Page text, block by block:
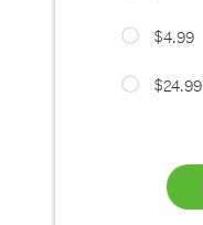
$4.99
$24.99